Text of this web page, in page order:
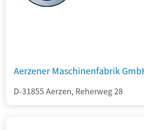
Aerzener Maschinenfabrik
D-31855 Aerzen, Reherweg 28